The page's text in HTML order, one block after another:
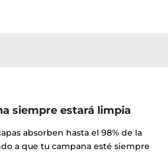
siempre estará limpia
absorben hasta el 98% de la
a que tu campana esté siempre